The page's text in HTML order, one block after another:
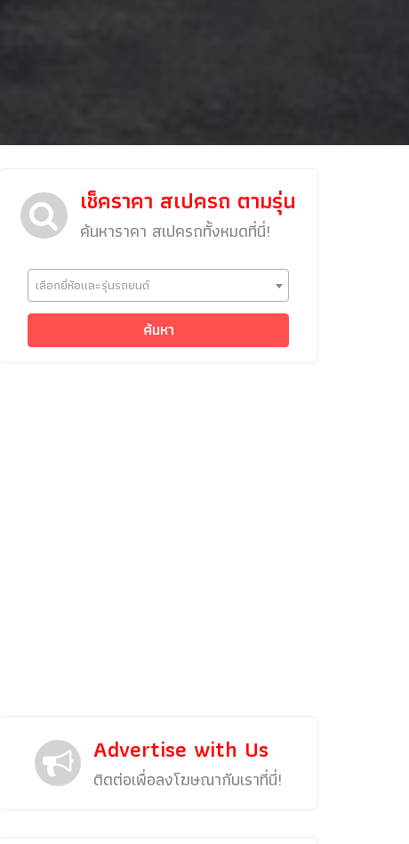
Concept Car
เช็คราคา สเปครถ ตามรุ่น
ค้นหาราคา สเปครถทั้งหมดที่นี่!
เลือกยี่ห้อและรุ่นรถยนต์
ค้นหา
Advertise with Us
ติดต่อเพื่อลงโฆษณากับเราที่นี่!